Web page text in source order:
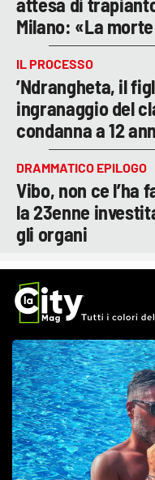
Milano: «La
IL PROCESSO
’Ndrangheta, il
ingranaggio del
condanna a 12
DRAMMATICO EPILOGO
Vibo, non ce l’ha
la 23enne
gli organi